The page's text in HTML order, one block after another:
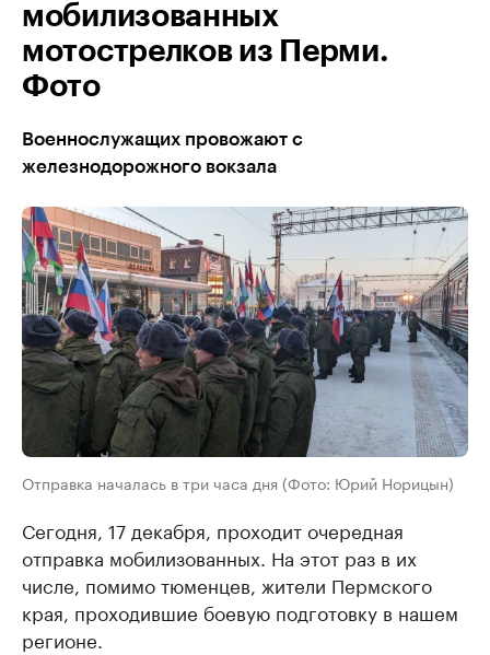
мобилизованных
мотострелков из Перми.
Фото
Военнослужащих провожают с
железнодорожного вокзала
Отправка началась в три часа дня (Фото: Юрий Норицын)
Сегодня, 17 декабря, проходит очередная
отправка мобилизованных. На этот раз в их
числе, помимо тюменцев, жители Пермского
края, проходившие боевую подготовку в нашем
регионе.